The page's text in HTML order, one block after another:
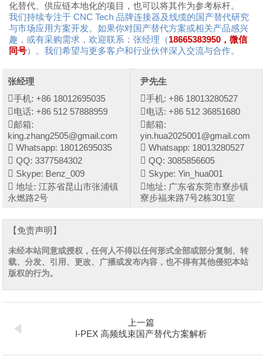
化替代、供应链本地化的项目，也可以将其作为参考标杆。
我们持续专注于 CNC Tech 品牌连接器及线缆的国产替代研究
与市场应用方案开发。如果你对国产替代方案或相关产品感兴
趣，或有采购需求，欢迎联系：张经理（18665383950，微信
同号）。我们希望与更多客户和行业伙伴深入交流与合作。
张经理
手机: +86 18012695035
电话: +86 512 57888959
邮箱:
king.zhang2505@gmail.com
Whatsapp: 18012695035
QQ: 3377584302
Skype: Benz_009
地址: 江苏省昆山市张浦镇
永燃路2号
尹先生
手机: +86 18013280527
电话: +86 512 36851680
邮箱:
yin.hua2025001@gmail.com
Whatsapp: 18013280527
QQ: 3085856605
Skype: Yin_hua001
地址: 广东省东莞市寮步镇
寮步福来路7号2栋301室
【免责声明】
未经本站同意或授权，任何人不得以任何形式全部或部分复制、转
载、分发、引用、更改、广播或发布内容，也不得有其他侵犯本站
版权的行为。
上一篇
I‑PEX 高频线束国产替代方案解析